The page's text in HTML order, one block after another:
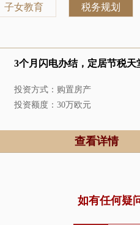
子女教育 税务规划
3个月闪电办结，定居节税天
投资方式：购置房产
投资额度：30万欧元
申请周期：2-3个月查看详情
如有任何疑